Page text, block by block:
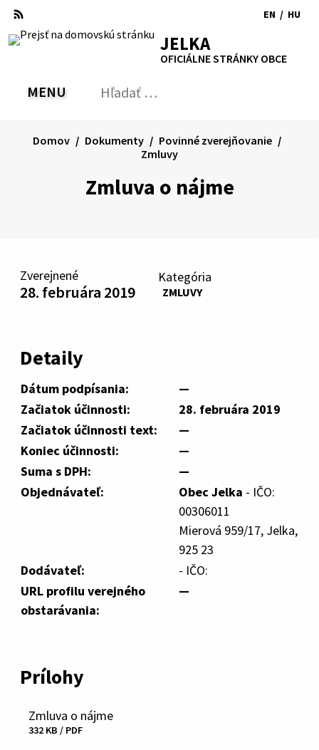
Preskočiť
obsah
RSS MapaTlačiť
Zvýšiť
kontrast
písmapísma
EN
to
/ HU
JELKA
OFICIÁLNE STRÁNKY OBCE
PREPNÚŤ
MENU Hľadať:
Zmluva o nájme
Domov Dokumenty
Povinné zverejňovanie
Zmluvy
Zverejnené
28. februára 2019
Kategória
ZMLUVY
Detaily
Dátum podpísania:
—
Začiatok účinnosti:
28. februára 2019
Začiatok účinnosti text:
—
Koniec účinnosti:
—
Suma s DPH:
—
Objednávateľ:
Obec Jelka - IČO:
00306011
Mierová 959/17, Jelka,
925 23
Dodávateľ:
- IČO:
URL profilu verejného
obstarávania:
—
Prílohy
Stiahnuť
Zmluva o nájme
332 KB / PDF